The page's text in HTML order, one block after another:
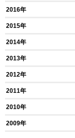
2016年
2015年
2014年
2013年
2012年
2011年
2010年
2009年